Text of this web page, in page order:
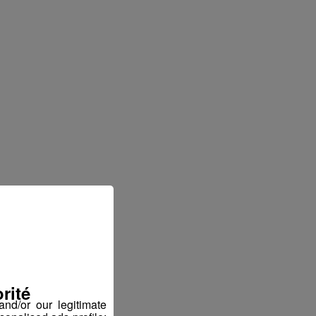
or our legitimate